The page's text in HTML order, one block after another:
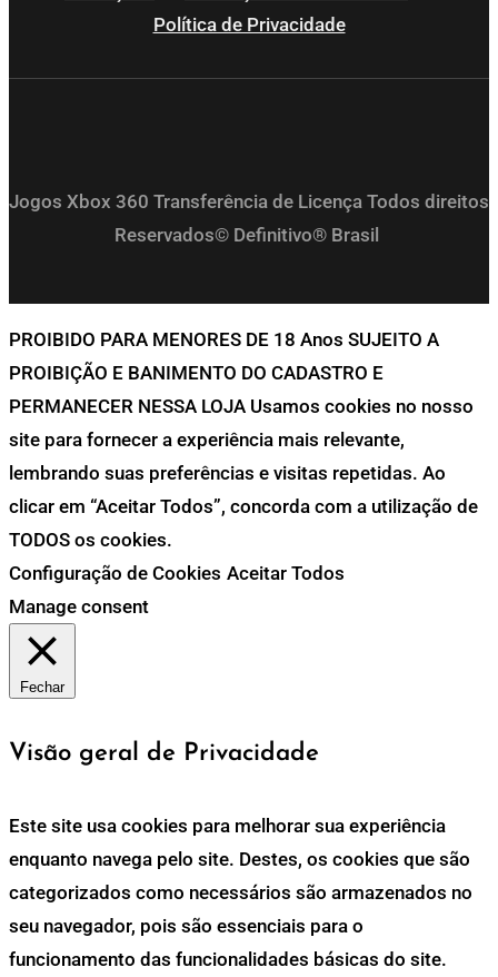
Política de Privacidade
Jogos Xbox 360 Transferência de Licença Todos direitos
Reservados© Definitivo® Brasil
PROIBIDO PARA MENORES DE 18 Anos SUJEITO A
PROIBIÇÃO E BANIMENTO DO CADASTRO E
PERMANECER NESSA LOJA Usamos cookies no nosso
site para fornecer a experiência mais relevante,
lembrando suas preferências e visitas repetidas. Ao
clicar em “Aceitar Todos”, concorda com a utilização de
TODOS os cookies.
Configuração de Cookies Aceitar Todos
Manage consent
Fechar
Visão geral de Privacidade
Este site usa cookies para melhorar sua experiência
enquanto navega pelo site. Destes, os cookies que são
categorizados como necessários são armazenados no
seu navegador, pois são essenciais para o
funcionamento das funcionalidades básicas do site.